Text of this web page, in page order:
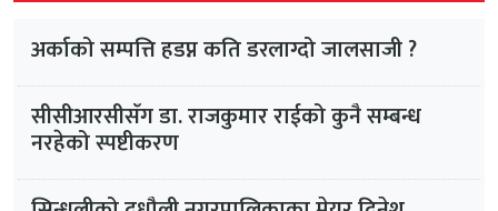
अर्काको सम्पत्ति हडप्न कति डरलाग्दो जालसाजी ?
सीसीआरसीसँग डा. राजकुमार राईको कुनै सम्बन्ध
नरहेको स्पष्टीकरण